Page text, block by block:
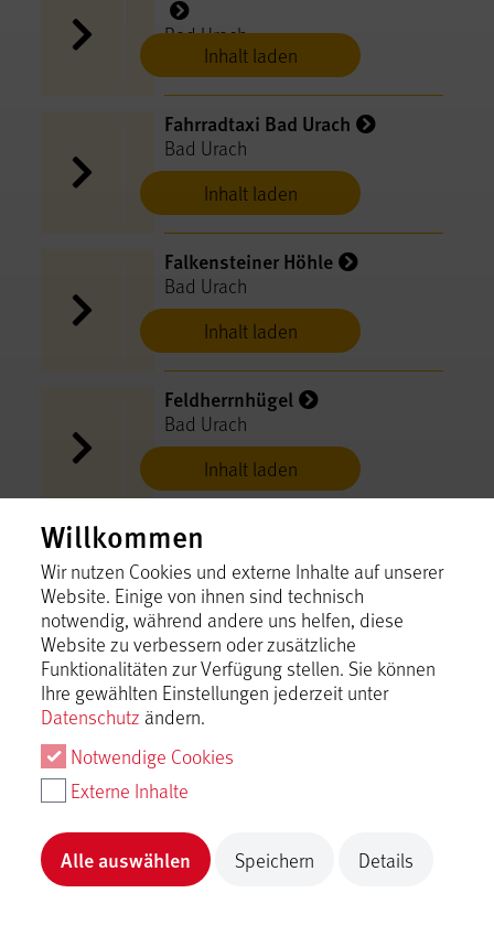
Inhalt laden
Bad Urach
Inhalt laden
Fahrradtaxi Bad Urach
Bad Urach
Inhalt laden
Falkensteiner Höhle
Bad Urach
Inhalt laden
Feldherrnhügel
Bad Urach
Inhalt laden
Felskamm Pfaffensteig
Bad Urach
Inhalt laden
Ferienhaus Christel
Bad Urach
Inhalt laden
Bad Urach
Willkommen
Wir nutzen Cookies und externe Inhalte auf unserer
Website. Einige von ihnen sind technisch
notwendig, während andere uns helfen, diese
Website zu verbessern oder zusätzliche
Funktionalitäten zur Verfügung stellen. Sie können
Ihre gewählten Einstellungen jederzeit unter
Datenschutz ändern.
Notwendige Cookies
Externe Inhalte
Alle auswählen Speichern Details